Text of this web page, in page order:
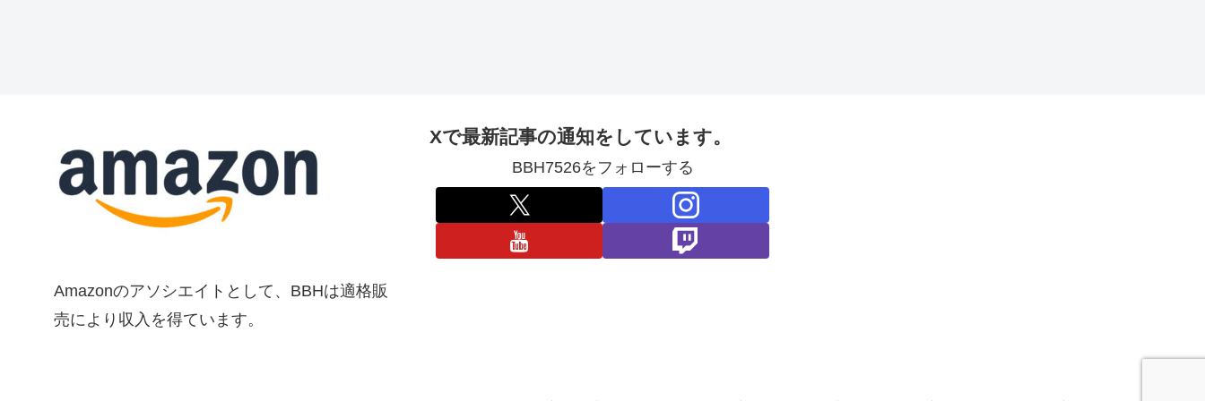
Amazonのアソシエイトとして、BBHは適格販
売により収入を得ています。
Xで最新記事の通知をしています。
BBH7526をフォローする